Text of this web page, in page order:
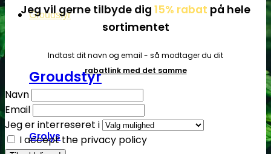
Groudstyr
Groudstyr
Grolys
Jeg vil gerne tilbyde dig 15% rabat på hele
sortimentet
Indtast dit navn og email - så modtager du dit
rabatlink med det samme
Navn
Email
Jeg er interreseret i
I accept the privacy policy